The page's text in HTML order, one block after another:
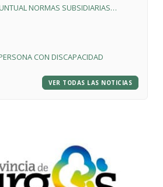
NORMAS SUBSIDIARIAS
CON DISCAPACIDAD
VER TODAS LAS NOTICIAS